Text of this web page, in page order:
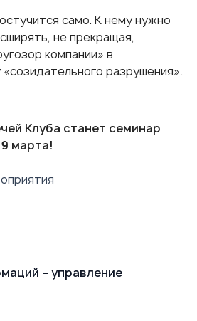
само. К нему нужно
не прекращая,
компании» в
разрушения».
Клуба станет семинар
марта!
– управление